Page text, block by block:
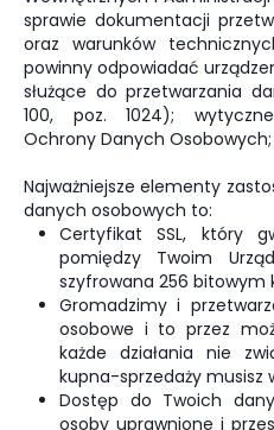
sprawie dokumentacji
oraz warunków
powinny odpowiadać
służące do przetwarzania
100, poz. 1024);
Ochrony Danych Osobowych;
Najważniejsze elementy
danych osobowych to:
Certyfikat SSL, który
pomiędzy Twoim
szyfrowana 256 bitowym
Gromadzimy i
osobowe i to przez
każde działania nie
kupna-sprzedaży musisz
Dostęp do Twoich
osoby uprawnione i